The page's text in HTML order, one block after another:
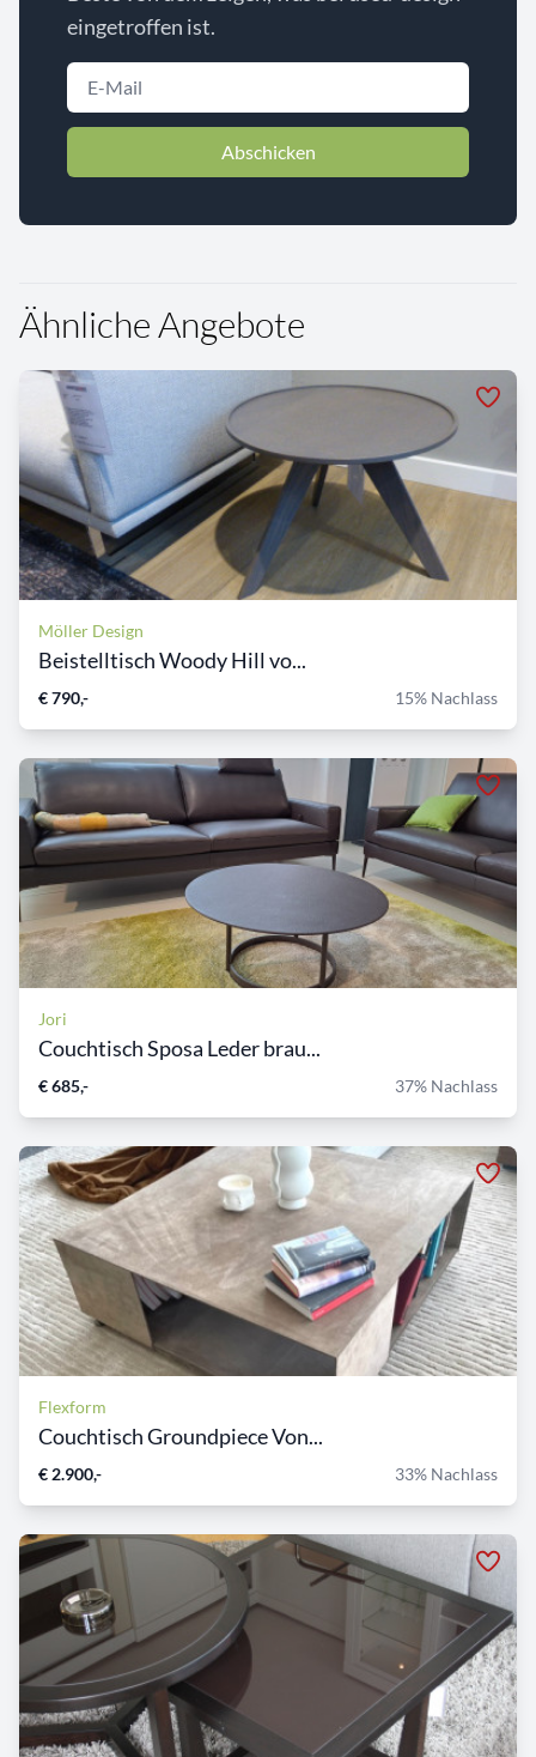
eingetroffen ist.
Abschicken
Ähnliche Angebote
Möller Design
Beistelltisch Woody Hill vo...
€ 790,- 15% Nachlass
Jori
Couchtisch Sposa Leder brau...
€ 685,- 37% Nachlass
Flexform
Couchtisch Groundpiece Von...
€ 2.900,- 33% Nachlass